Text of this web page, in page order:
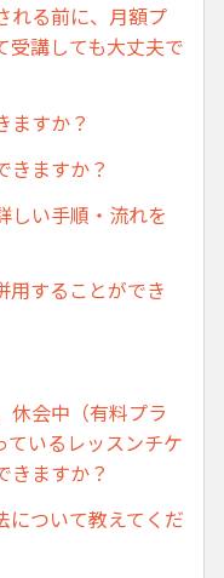
れる前に、月額プ
受講しても大丈夫で
ますか？
きますか？
しい手順・流れを
用することができ
休会中（有料プラ
ているレッスンチケ
きますか？
について教えてくだ